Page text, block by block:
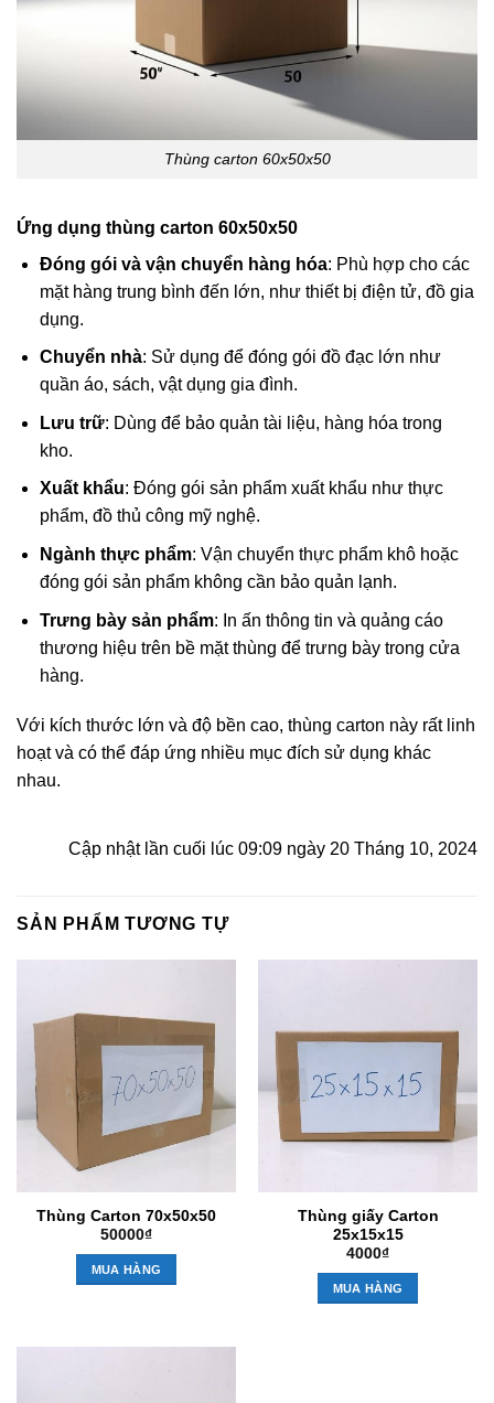
Thùng carton 60x50x50
Ứng dụng thùng carton 60x50x50
Đóng gói và vận chuyển hàng hóa: Phù hợp cho các
mặt hàng trung bình đến lớn, như thiết bị điện tử, đồ gia
dụng.
Chuyển nhà: Sử dụng để đóng gói đồ đạc lớn như
quần áo, sách, vật dụng gia đình.
Lưu trữ: Dùng để bảo quản tài liệu, hàng hóa trong
kho.
Xuất khẩu: Đóng gói sản phẩm xuất khẩu như thực
phẩm, đồ thủ công mỹ nghệ.
Ngành thực phẩm: Vận chuyển thực phẩm khô hoặc
đóng gói sản phẩm không cần bảo quản lạnh.
Trưng bày sản phẩm: In ấn thông tin và quảng cáo
thương hiệu trên bề mặt thùng để trưng bày trong cửa
hàng.
Với kích thước lớn và độ bền cao, thùng carton này rất linh
hoạt và có thể đáp ứng nhiều mục đích sử dụng khác
nhau.
Cập nhật lần cuối lúc 09:09 ngày 20 Tháng 10, 2024
SẢN PHẨM TƯƠNG TỰ
Thùng Carton 70x50x50
50000₫
MUA HÀNG
Thùng giấy Carton
25x15x15
4000₫
MUA HÀNG